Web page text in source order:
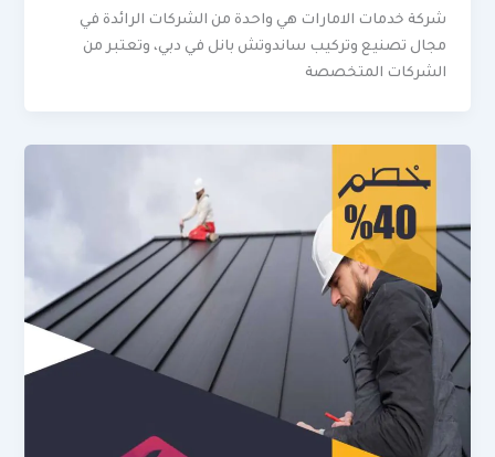
شركة خدمات الامارات هي واحدة من الشركات الرائدة في
مجال تصنيع وتركيب ساندوتش بانل في دبي، وتعتبر من
الشركات المتخصصة